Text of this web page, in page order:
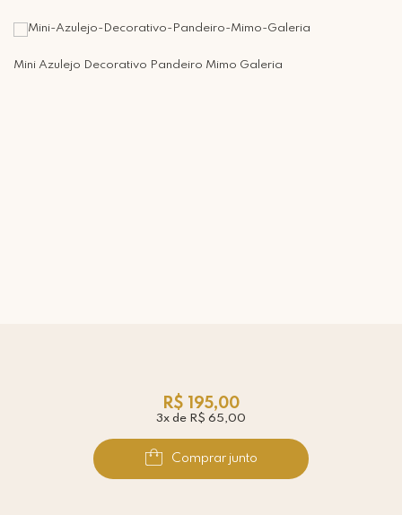
Mini Azulejo Decorativo Pandeiro Mimo Galeria
R$ 195,00
3x de R$ 65,00
Comprar junto